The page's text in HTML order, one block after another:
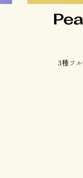
3種フ